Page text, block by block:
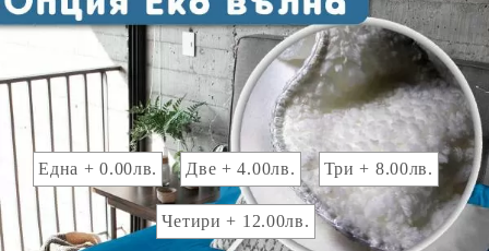
Изображение 4
Брой снимки за отпечатване:
Една + 0.00лв. Две + 4.00лв. Три + 8.00лв.
Четири + 12.00лв.